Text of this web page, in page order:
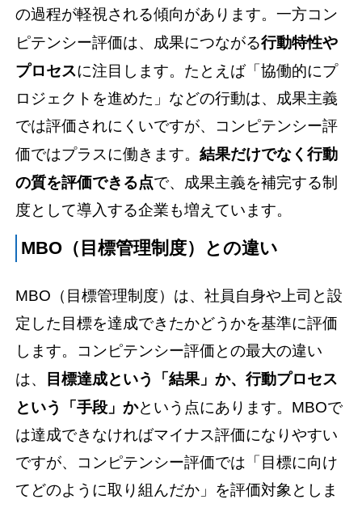
の過程が軽視される傾向があります。一方コン
ピテンシー評価は、成果につながる行動特性や
プロセスに注目します。たとえば「協働的にプ
ロジェクトを進めた」などの行動は、成果主義
では評価されにくいですが、コンピテンシー評
価ではプラスに働きます。結果だけでなく行動
の質を評価できる点で、成果主義を補完する制
度として導入する企業も増えています。
MBO（目標管理制度）との違い
MBO（目標管理制度）は、社員自身や上司と設
定した目標を達成できたかどうかを基準に評価
します。コンピテンシー評価との最大の違い
は、
目標達成という「結果」か、行動プロセス
という「手段」かという点にあります。MBOで
は達成できなければマイナス評価になりやすい
ですが、コンピテンシー評価では「目標に向け
てどのように取り組んだか」を評価対象としま